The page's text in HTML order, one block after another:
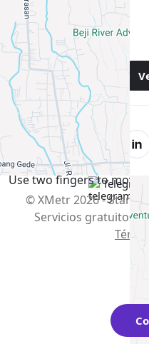
+−
Use two fingers to move
$1,492 / mes
Casa , Indonesia, Ubud
2 dormitorio
Telegram
© XMetr 2026 -
Servicios